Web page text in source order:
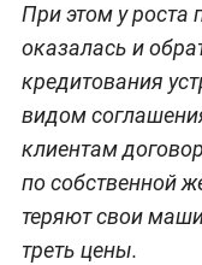
При этом у роста
оказалась и
кредитования
видом
клиентам
по собственной
теряют свои
треть цены.